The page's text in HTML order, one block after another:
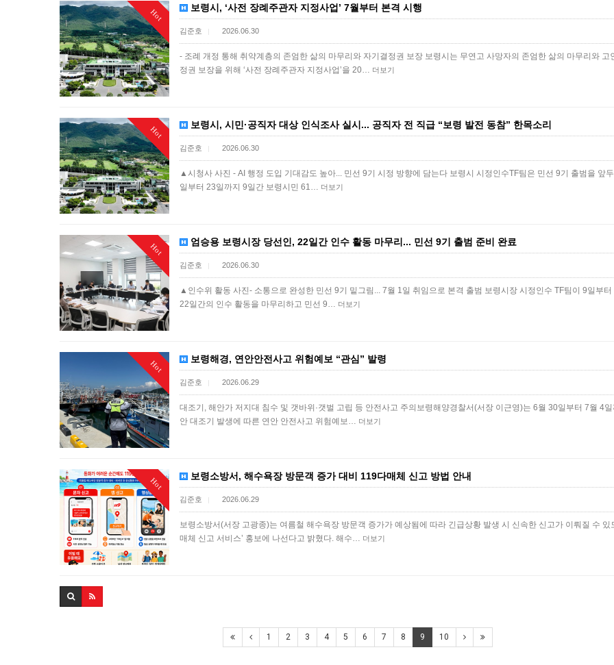
Hot 보령시, ‘사전 장례주관자 지정사업’ 7월부터 본격 시행
김준호 | 2026.06.30
- 조례 개정 통해 취약계층의 존엄한 삶의 마무리와 자기결정권 보장 보령시는 무연고 사망자의 존엄한 삶의 마무리와 고
정권 보장을 위해 ‘사전 장례주관자 지정사업’을 20… 더보기
Hot 보령시, 시민·공직자 대상 인식조사 실시... 공직자 전 직급 “보령 발전 동참” 한목소리
김준호 | 2026.06.30
▲시청사 사진 - AI 행정 도입 기대감도 높아... 민선 9기 시정 방향에 담는다 보령시 시정인수TF팀은 민선 9기 출범을 앞
일부터 23일까지 9일간 보령시민 61… 더보기
Hot 엄승용 보령시장 당선인, 22일간 인수 활동 마무리... 민선 9기 출범 준비 완료
김준호 | 2026.06.30
▲인수위 활동 사진- 소통으로 완성한 민선 9기 밑그림... 7월 1일 취임으로 본격 출범 보령시장 시정인수 TF팀이 9일부터
22일간의 인수 활동을 마무리하고 민선 9… 더보기
Hot 보령해경, 연안안전사고 위험예보 “관심” 발령
김준호 | 2026.06.29
대조기, 해안가 저지대 침수 및 갯바위·갯벌 고립 등 안전사고 주의보령해양경찰서(서장 이근영)는 6월 30일부터 7월 4
안 대조기 발생에 따른 연안 안전사고 위험예보… 더보기
Hot 보령소방서, 해수욕장 방문객 증가 대비 119다매체 신고 방법 안내
김준호 | 2026.06.29
보령소방서(서장 고광종)는 여름철 해수욕장 방문객 증가가 예상됨에 따라 긴급상황 발생 시 신속한 신고가 이뤄질 수 있
매체 신고 서비스’ 홍보에 나선다고 밝혔다. 해수… 더보기
1 2 3 4 5 6 7 8 9 10